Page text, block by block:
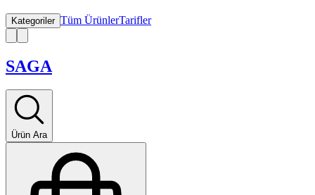
Kategoriler Tüm ÜrünlerTarifler
SAGA
Ürün Ara